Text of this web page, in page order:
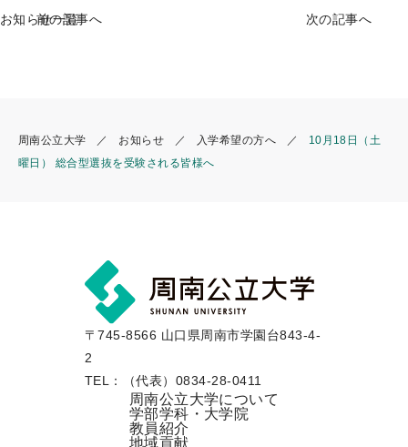
b
前の記事へ 次の記事へ
お知らせ一覧
周南公立大学 お知らせ 入学希望の方へ
10月18日（土
曜日） 総合型選抜を受験される皆様へ
〒745-8566 山口県周南市学園台843-4-
2
TEL：（代表）0834-28-0411
周南公立大学について
学部学科・大学院
教員紹介
地域貢献